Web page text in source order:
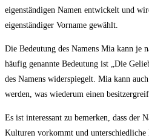
eigenständigen‍ Namen entwickelt und
eigenständiger ‍Vorname ⁢gewählt.
Die Bedeutung des Namens Mia​ kann je
häufig genannte Bedeutung ist „Die
des ⁢Namens widerspiegelt. Mia ⁤kann
werden, was wiederum einen
Es ist interessant ‍zu bemerken, dass der
Kulturen​ vorkommt​ und unterschiedliche